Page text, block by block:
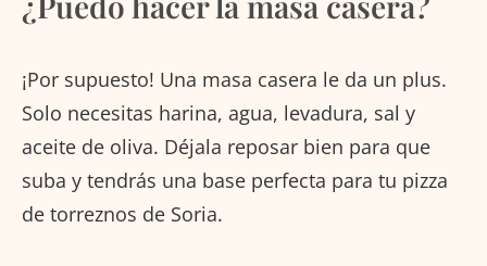
¡Por supuesto! Una masa casera le da un plus.
Solo necesitas harina, agua, levadura, sal y
aceite de oliva. Déjala reposar bien para que
suba y tendrás una base perfecta para tu pizza
de torreznos de Soria.